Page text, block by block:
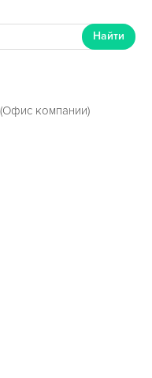
Найти
компании)